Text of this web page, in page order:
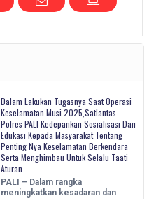
Dalam Lakukan Tugasnya Saat Operasi
Keselamatan Musi 2025,Satlantas
Polres PALI Kedepankan Sosialisasi Dan
Edukasi Kepada Masyarakat Tentang
Penting Nya Keselamatan Berkendara
Serta Menghimbau Untuk Selalu Taati
Aturan
PALI – Dalam rangka
meningkatkan kesadaran dan